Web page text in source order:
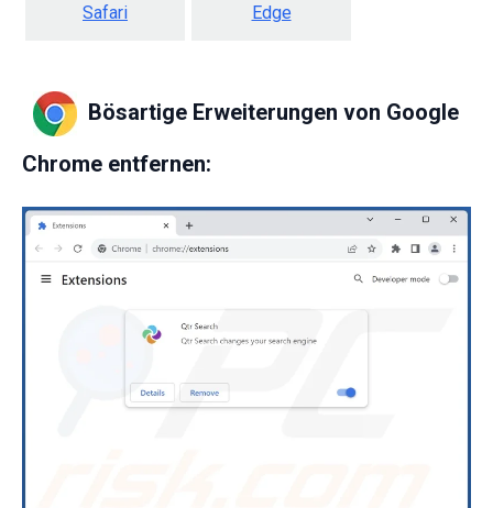
Safari Edge
Bösartige Erweiterungen von Google
Chrome entfernen: